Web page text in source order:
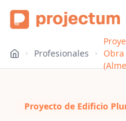
Profesionales
Proyecto de Edificio